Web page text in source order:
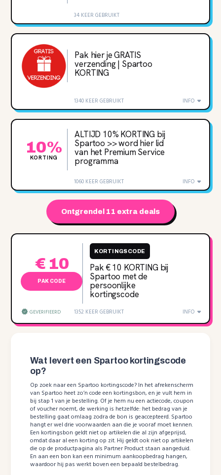
34 KEER GEBRUIKT
Pak hier je GRATIS
verzending | Spartoo
KORTING
1340 KEER GEBRUIKT INFO
10%
KORTING
ALTIJD 10% KORTING bij
Spartoo >> word hier lid
van het Premium Service
programma
1060 KEER GEBRUIKT INFO
Ontgrendel 11 extra deals
€ 10
PAK CODE
KORTINGSCODE
Pak € 10 KORTING bij
Spartoo met de
persoonlijke
kortingscode
GEVERIFIEERD 1352 KEER GEBRUIKT INFO
Wat levert een Spartoo kortingscode
op?
Op zoek naar een Spartoo kortingscode? In het afrekenscherm
van Spartoo heet zo’n code een kortingsbon, en je vult hem in
bij stap 1 van je bestelling. Of je hem nu een actiecode, coupon
of voucher noemt, de werking is hetzelfde: het bedrag van je
bestelling gaat omlaag zodra de bon is geaccepteerd. Spartoo
hangt er wel drie voorwaarden aan die je vooraf moet kennen.
Een kortingsbon geldt niet op artikelen die al zijn afgeprijsd,
omdat daar al een korting op zit. Hij geldt ook niet op artikelen
die op de productpagina als Partner Product staan aangeduid.
En aan een bon kan een minimum aankoopbedrag hangen,
waardoor hij pas werkt boven een bepaald bestelbedrag.